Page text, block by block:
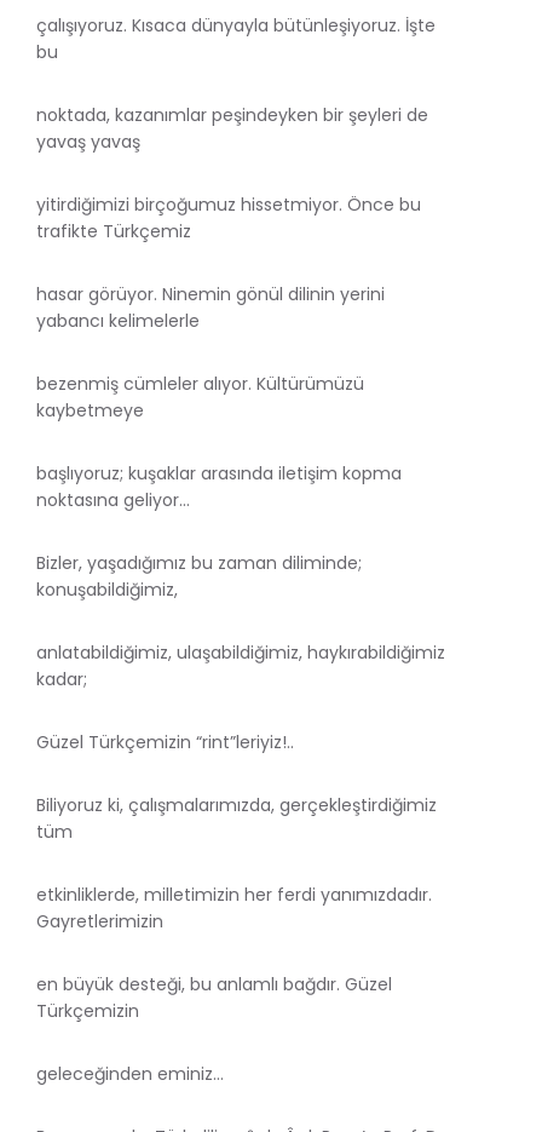
çalışıyoruz. Kısaca dünyayla bütünleşiyoruz. İşte
bu
noktada, kazanımlar peşindeyken bir şeyleri de
yavaş yavaş
yitirdiğimizi birçoğumuz hissetmiyor. Önce bu
trafikte Türkçemiz
hasar görüyor. Ninemin gönül dilinin yerini
yabancı kelimelerle
bezenmiş cümleler alıyor. Kültürümüzü
kaybetmeye
başlıyoruz; kuşaklar arasında iletişim kopma
noktasına geliyor…
Bizler, yaşadığımız bu zaman diliminde;
konuşabildiğimiz,
anlatabildiğimiz, ulaşabildiğimiz, haykırabildiğimiz
kadar;
Güzel Türkçemizin “rint”leriyiz!..
Biliyoruz ki, çalışmalarımızda, gerçekleştirdiğimiz
tüm
etkinliklerde, milletimizin her ferdi yanımızdadır.
Gayretlerimizin
en büyük desteği, bu anlamlı bağdır. Güzel
Türkçemizin
geleceğinden eminiz…